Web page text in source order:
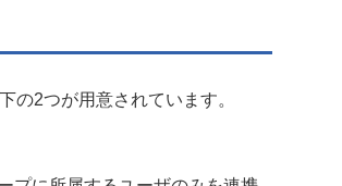
の2つが用意されています。